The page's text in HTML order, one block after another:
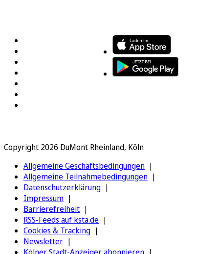
Copyright 2026 DuMont Rheinland, Köln
Allgemeine Geschäftsbedingungen
Allgemeine Teilnahmebedingungen
Datenschutzerklärung
Impressum
Barrierefreiheit
RSS-Feeds auf ksta.de
Cookies & Tracking
Newsletter
Kölner Stadt-Anzeiger abonnieren